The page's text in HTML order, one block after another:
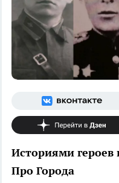
Историями героев
Про Города